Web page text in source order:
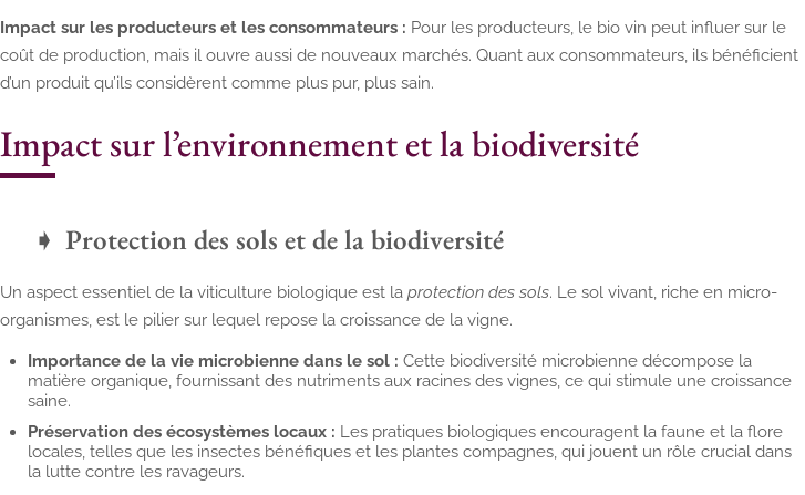
Impact sur les producteurs et les consommateurs : Pour les producteurs, le bio vin peut influer sur le
coût de production, mais il ouvre aussi de nouveaux marchés. Quant aux consommateurs, ils bénéficient
d’un produit qu’ils considèrent comme plus pur, plus sain.
Impact sur l’environnement et la biodiversité
Protection des sols et de la biodiversité
Un aspect essentiel de la viticulture biologique est la protection des sols. Le sol vivant, riche en micro-
organismes, est le pilier sur lequel repose la croissance de la vigne.
Importance de la vie microbienne dans le sol : Cette biodiversité microbienne décompose la
matière organique, fournissant des nutriments aux racines des vignes, ce qui stimule une croissance
saine.
Préservation des écosystèmes locaux : Les pratiques biologiques encouragent la faune et la flore
locales, telles que les insectes bénéfiques et les plantes compagnes, qui jouent un rôle crucial dans
la lutte contre les ravageurs.